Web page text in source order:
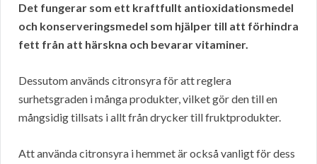
Det fungerar som ett kraftfullt antioxidationsmedel
och konserveringsmedel som hjälper till att förhindra
fett från att härskna och bevarar vitaminer.
Dessutom används citronsyra för att reglera
surhetsgraden i många produkter, vilket gör den till en
mångsidig tillsats i allt från drycker till fruktprodukter.
Att använda citronsyra i hemmet är också vanligt för dess